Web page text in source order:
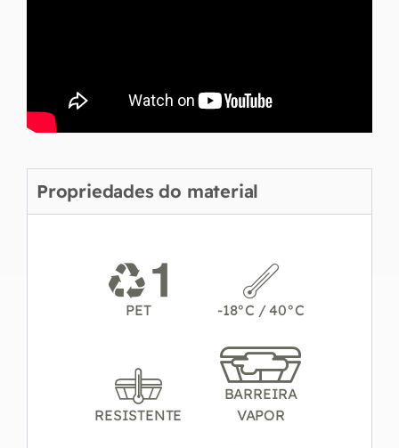
Propriedades do material
PET -18°C / 40°C
RESISTENTE
BARREIRA
VAPOR